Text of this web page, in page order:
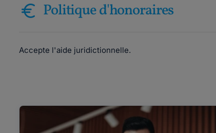
Politique d'honoraires
Accepte l'aide juridictionnelle.